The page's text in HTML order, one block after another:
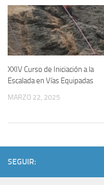
XXIV Curso de Iniciación a la
Escalada en Vías Equipadas
MARZO 22, 2025
SEGUIR: